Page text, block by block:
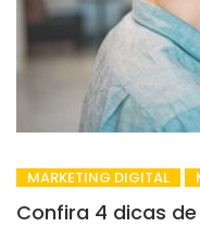
MARKETING DIGITAL
Confira 4 dicas